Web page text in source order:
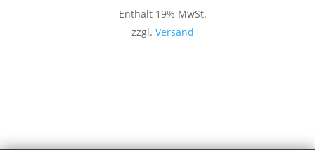
Enthält 19% MwSt.
zzgl. Versand